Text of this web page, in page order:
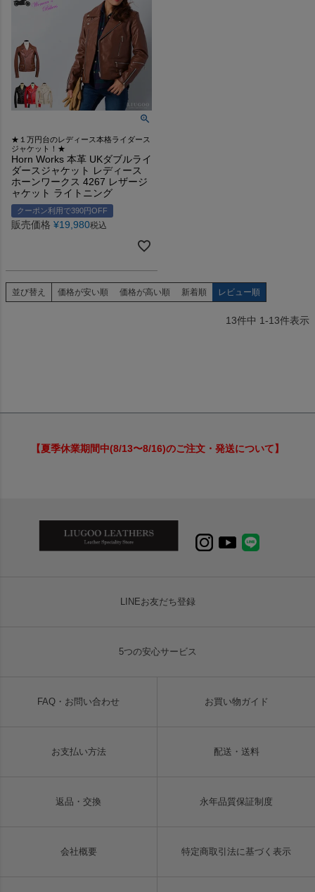
★１万円台のレディース本格ライダース
ジャケット！★
Horn Works 本革 UKダブルライ
ダースジャケット レディース
ホーンワークス 4267 レザージ
ャケット ライトニング
クーポン利用で390円OFF
販売価格 ¥19,980税込
並び替え 価格が安い順 価格が高い順 新着順 レビュー順
13件中 1-13件表示
【夏季休業期間中(8/13〜8/16)のご注文・発送について】
LINEお友だち登録
5つの安心サービス
FAQ・お問い合わせ お買い物ガイド
お支払い方法 配送・送料
返品・交換 永年品質保証制度
会社概要 特定商取引法に基づく表示